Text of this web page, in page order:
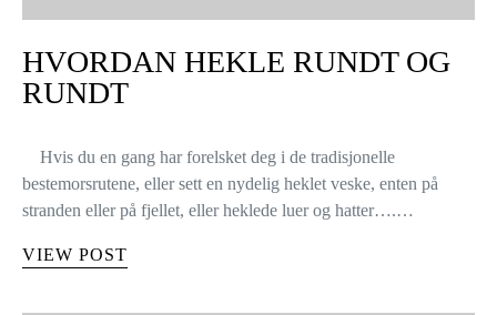
HVORDAN HEKLE RUNDT OG
RUNDT
Hvis du en gang har forelsket deg i de tradisjonelle
bestemorsrutene, eller sett en nydelig heklet veske, enten på
stranden eller på fjellet, eller heklede luer og hatter….…
VIEW POST